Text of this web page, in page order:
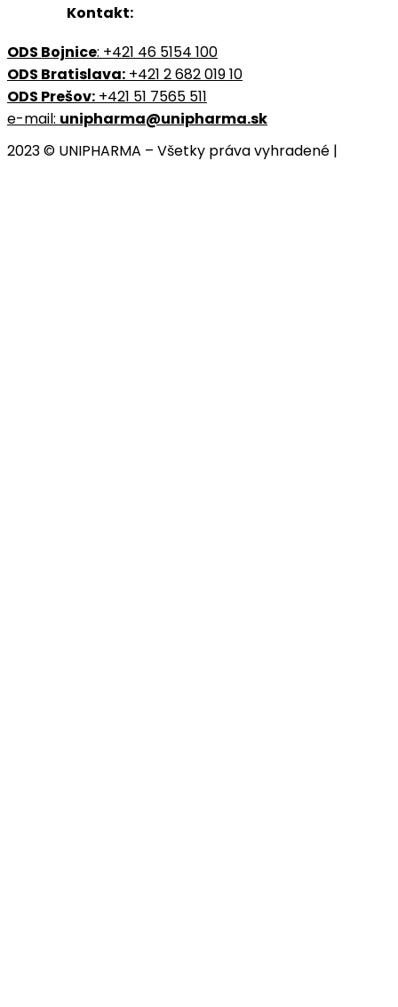
Kontakt:
ODS Bojnice: +421 46 5154 100
ODS Bratislava: +421 2 682 019 10
ODS Prešov: +421 51 7565 511
e-mail: unipharma@unipharma.sk
2023 © UNIPHARMA – Všetky práva vyhradené |